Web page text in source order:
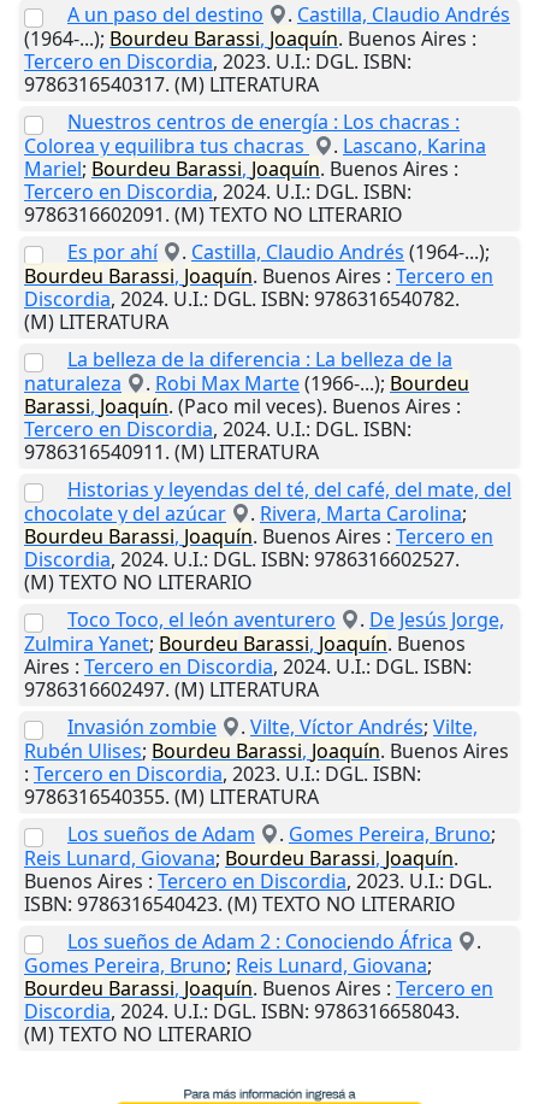
A un paso del destino
. Castilla, Claudio Andrés
(1964-...); Bourdeu Barassi, Joaquín. Buenos Aires :
Tercero en Discordia, 2023. U.I.: DGL. ISBN:
9786316540317. (M) LITERATURA
Nuestros centros de energía : Los chacras :
Colorea y equilibra tus chacras
. Lascano, Karina
Mariel; Bourdeu Barassi, Joaquín. Buenos Aires :
Tercero en Discordia, 2024. U.I.: DGL. ISBN:
9786316602091. (M) TEXTO NO LITERARIO
Es por ahí
. Castilla, Claudio Andrés (1964-...);
Bourdeu Barassi, Joaquín. Buenos Aires : Tercero en
Discordia, 2024. U.I.: DGL. ISBN: 9786316540782.
(M) LITERATURA
La belleza de la diferencia : La belleza de la
naturaleza
. Robi Max Marte(1966-...); Bourdeu
Barassi, Joaquín. (Paco mil veces). Buenos Aires :
Tercero en Discordia, 2024. U.I.: DGL. ISBN:
9786316540911. (M) LITERATURA
Historias y leyendas del té, del café, del mate, del
chocolate y del azúcar
. Rivera, Marta Carolina;
Bourdeu Barassi, Joaquín. Buenos Aires : Tercero en
Discordia, 2024. U.I.: DGL. ISBN: 9786316602527.
(M) TEXTO NO LITERARIO
Toco Toco, el león aventurero
. De Jesús Jorge,
Zulmira Yanet; Bourdeu Barassi, Joaquín. Buenos
Aires : Tercero en Discordia, 2024. U.I.: DGL. ISBN:
9786316602497. (M) LITERATURA
Invasión zombie
. Vilte, Víctor Andrés; Vilte,
Rubén Ulises; Bourdeu Barassi, Joaquín. Buenos Aires
: Tercero en Discordia, 2023. U.I.: DGL. ISBN:
9786316540355. (M) LITERATURA
Los sueños de Adam
. Gomes Pereira, Bruno;
Reis Lunard, Giovana; Bourdeu Barassi, Joaquín.
Buenos Aires : Tercero en Discordia, 2023. U.I.: DGL.
ISBN: 9786316540423. (M) TEXTO NO LITERARIO
Los sueños de Adam 2 : Conociendo África
.
Gomes Pereira, Bruno; Reis Lunard, Giovana;
Bourdeu Barassi, Joaquín. Buenos Aires : Tercero en
Discordia, 2024. U.I.: DGL. ISBN: 9786316658043.
(M) TEXTO NO LITERARIO